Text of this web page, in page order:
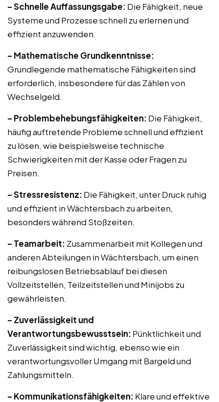
– Schnelle Auffassungsgabe: Die Fähigkeit, neue
Systeme und Prozesse schnell zu erlernen und
effizient anzuwenden.
– Mathematische Grundkenntnisse:
Grundlegende mathematische Fähigkeiten sind
erforderlich, insbesondere für das Zählen von
Wechselgeld.
– Problembehebungsfähigkeiten: Die Fähigkeit,
häufig auftretende Probleme schnell und effizient
zu lösen, wie beispielsweise technische
Schwierigkeiten mit der Kasse oder Fragen zu
Preisen.
– Stressresistenz: Die Fähigkeit, unter Druck ruhig
und effizient in Wächtersbach zu arbeiten,
besonders während Stoßzeiten.
– Teamarbeit: Zusammenarbeit mit Kollegen und
anderen Abteilungen in Wächtersbach, um einen
reibungslosen Betriebsablauf bei diesen
Vollzeitstellen, Teilzeitstellen und Minijobs zu
gewährleisten.
– Zuverlässigkeit und
Verantwortungsbewusstsein: Pünktlichkeit und
Zuverlässigkeit sind wichtig, ebenso wie ein
verantwortungsvoller Umgang mit Bargeld und
Zahlungsmitteln.
– Kommunikationsfähigkeiten: Klare und effektive